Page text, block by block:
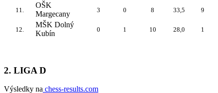
11.
OŠK
Margecany
3 0 8 33,5 9
12.
MŠK Dolný
Kubín
0 1 10 28,0 1
2. LIGA D
Výsledky na chess-results.com